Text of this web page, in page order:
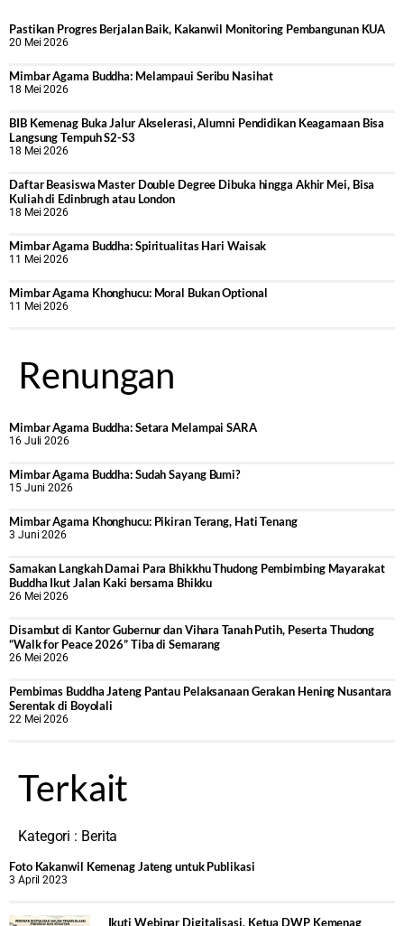
Pastikan Progres Berjalan Baik, Kakanwil Monitoring Pembangunan KUA
20 Mei 2026
Mimbar Agama Buddha: Melampaui Seribu Nasihat
18 Mei 2026
BIB Kemenag Buka Jalur Akselerasi, Alumni Pendidikan Keagamaan Bisa
Langsung Tempuh S2-S3
18 Mei 2026
Daftar Beasiswa Master Double Degree Dibuka hingga Akhir Mei, Bisa
Kuliah di Edinbrugh atau London
18 Mei 2026
Mimbar Agama Buddha: Spiritualitas Hari Waisak
11 Mei 2026
Mimbar Agama Khonghucu: Moral Bukan Optional
11 Mei 2026
Renungan
Mimbar Agama Buddha: Setara Melampai SARA
16 Juli 2026
Mimbar Agama Buddha: Sudah Sayang Bumi?
15 Juni 2026
Mimbar Agama Khonghucu: Pikiran Terang, Hati Tenang
3 Juni 2026
Samakan Langkah Damai Para Bhikkhu Thudong Pembimbing Mayarakat
Buddha Ikut Jalan Kaki bersama Bhikku
26 Mei 2026
Disambut di Kantor Gubernur dan Vihara Tanah Putih, Peserta Thudong
“Walk for Peace 2026” Tiba di Semarang
26 Mei 2026
‎Pembimas Buddha Jateng Pantau Pelaksanaan Gerakan Hening Nusantara
Serentak di Boyolali
22 Mei 2026
Terkait
Kategori : Berita
Foto Kakanwil Kemenag Jateng untuk Publikasi
3 April 2023
Ikuti Webinar Digitalisasi, Ketua DWP Kemenag